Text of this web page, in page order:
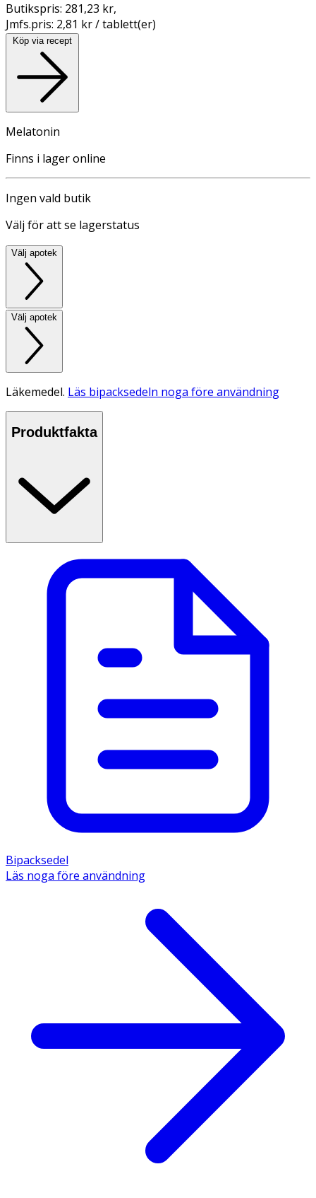
Butikspris: 281,23 kr,
Jmfs.pris: 2,81 kr / tablett(er)
Köp via recept
Melatonin
Finns i lager online
Ingen vald butik
Välj för att se lagerstatus
Välj apotek
Välj apotek
Läkemedel. Läs bipacksedeln noga före användning
Produktfakta
Bipacksedel
Läs noga före användning